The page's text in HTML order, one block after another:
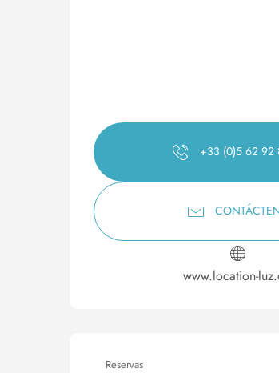
+33 (0)5 62 92
www.location-
Reservas